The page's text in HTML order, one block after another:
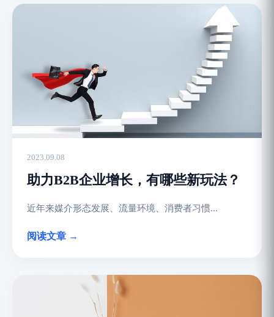
2023.09.08
助力B2B企业增长，有哪些新玩法？
近年来媒介形态发展、流量环境、消费者习惯...
阅读文章 →